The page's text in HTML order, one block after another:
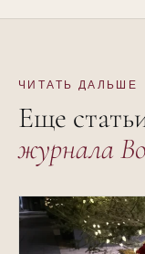
ЧИТАТЬ ДАЛЬШЕ
Еще
журнала